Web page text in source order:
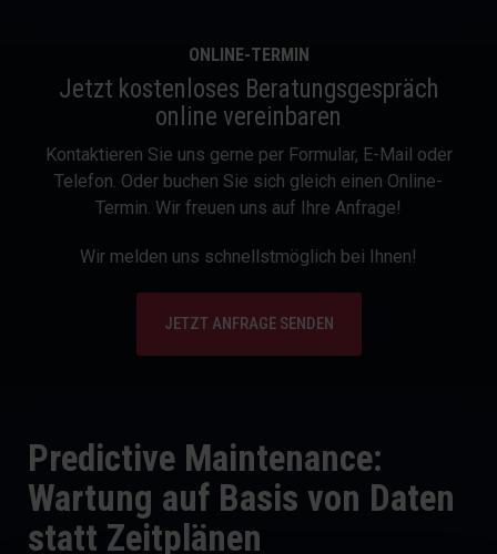
ONLINE-TERMIN
Jetzt kostenloses Beratungsgespräch
online vereinbaren
Kontaktieren Sie uns gerne per Formular, E-Mail oder
Telefon. Oder buchen Sie sich gleich einen Online-
Termin. Wir freuen uns auf Ihre Anfrage!
Wir melden uns schnellstmöglich bei Ihnen!
JETZT ANFRAGE SENDEN
Predictive Maintenance:
Wartung auf Basis von Daten
statt Zeitplänen